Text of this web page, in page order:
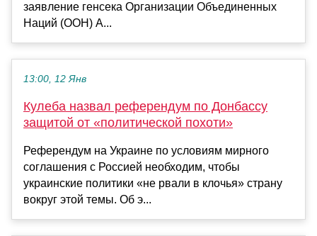
заявление генсека Организации Объединенных
Наций (ООН) А...
13:00, 12 Янв
Кулеба назвал референдум по Донбассу
защитой от «политической похоти»
Референдум на Украине по условиям мирного
соглашения с Россией необходим, чтобы
украинские политики «не рвали в клочья» страну
вокруг этой темы. Об э...